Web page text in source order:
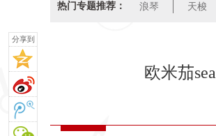
分享到
热门专题推荐： 浪琴 天梭
欧米茄